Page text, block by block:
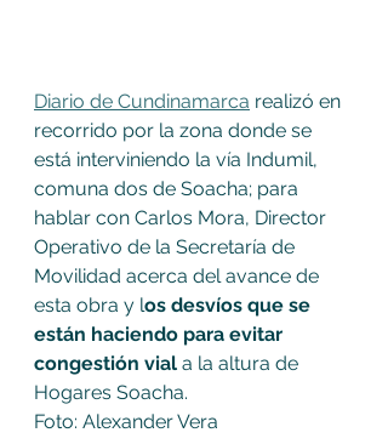
Diario de Cundinamarca realizó en
recorrido por la zona donde se
está interviniendo la vía Indumil,
comuna dos de Soacha; para
hablar con Carlos Mora, Director
Operativo de la Secretaría de
Movilidad acerca del avance de
esta obra y los desvíos que se
están haciendo para evitar
congestión vial a la altura de
Hogares Soacha.
Foto: Alexander Vera